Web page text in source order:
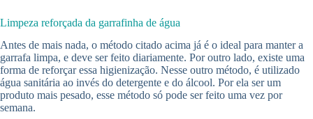
Limpeza reforçada da garrafinha de água
Antes de mais nada, o método citado acima já é o ideal para manter a
garrafa limpa, e deve ser feito diariamente. Por outro lado, existe uma
forma de reforçar essa higienização. Nesse outro método, é utilizado
água sanitária ao invés do detergente e do álcool. Por ela ser um
produto mais pesado, esse método só pode ser feito uma vez por
semana.